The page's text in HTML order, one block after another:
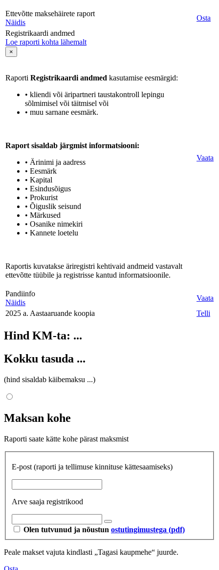
Ettevõtte maksehäirete raport
Näidis
Osta
Registrikaardi andmed
Loe raporti kohta lähemalt
×
Raporti Registrikaardi andmed kasutamise eesmärgid:
• kliendi või äripartneri taustakontroll lepingu
sõlmimisel või täitmisel või
• muu sarnane eesmärk.
Raport sisaldab järgmist informatsiooni:
• Ärinimi ja aadress
• Eesmärk
• Kapital
• Esindusõigus
• Prokurist
• Õiguslik seisund
• Märkused
• Osanike nimekiri
• Kannete loetelu
Raportis kuvatakse äriregistri kehtivaid andmeid vastavalt
ettevõtte tüübile ja registrisse kantud informatsioonile.
Vaata
Pandiinfo
Näidis
Vaata
2025 a. Aastaaruande koopia
Telli
Hind KM-ta: ...
Kokku tasuda ...
(hind sisaldab käibemaksu ...)
Maksan kohe
Raporti saate kätte kohe pärast maksmist
E-post (raporti ja tellimuse kinnituse kättesaamiseks)
Arve saaja registrikood
Olen tutvunud ja nõustun ostutingimustega (pdf)
Peale makset vajuta kindlasti „Tagasi kaupmehe“ juurde.